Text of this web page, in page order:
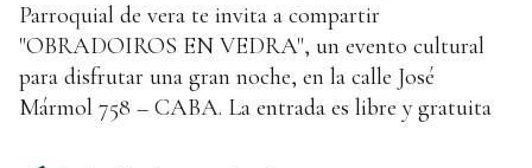
Parroquial de vera te invita a compartir
"OBRADOIROS EN VEDRA", un evento cultural
para disfrutar una gran noche, en la calle José
Mármol 758 – CABA. La entrada es libre y gratuita